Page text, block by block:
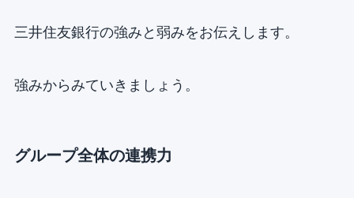
三井住友銀行の強みと弱みをお伝えします。
強みからみていきましょう。
グループ全体の連携力